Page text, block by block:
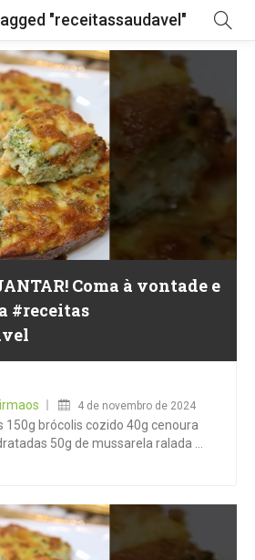
"receitassaudavel"
Coma à vontade e
#receitas
4 de novembro de 2024
150g brócolis cozido 40g cenoura
50g de mussarela ralada …